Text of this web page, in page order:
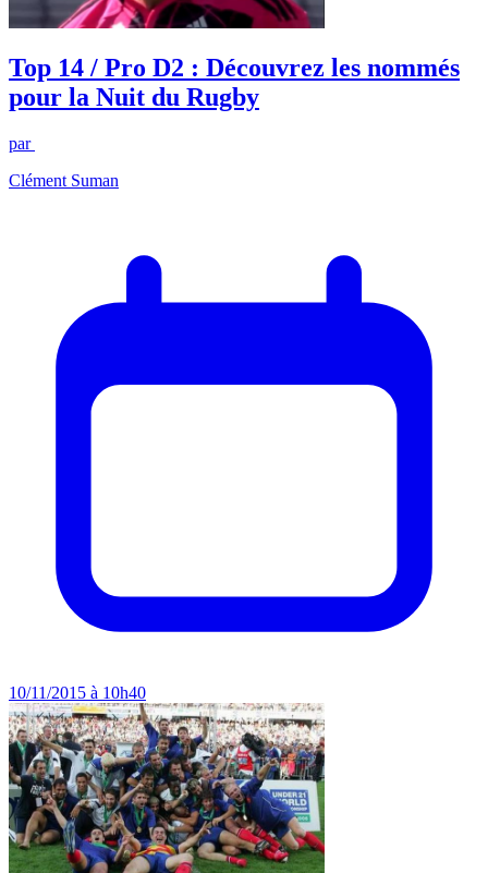
Top 14 / Pro D2 : Découvrez les nommés
pour la Nuit du Rugby
par
Clément Suman
10/11/2015 à 10h40